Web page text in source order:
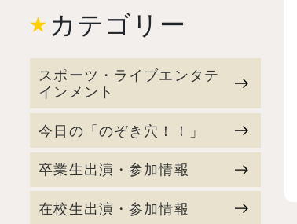
カテゴリー
スポーツ・ライブエンタテ
インメント
今日の「のぞき穴！！」
卒業生出演・参加情報
在校生出演・参加情報